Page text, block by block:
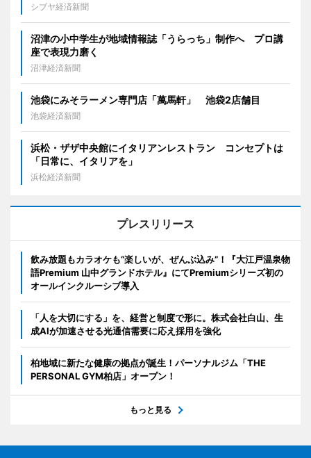
シブヤ経済新聞
沼津の小中学生が地域情報誌「うらっち」制作へ プロ講
座で表現力磨く
沼津経済新聞
池袋にみそラーメン専門店「萬馬軒」 池袋2店舗目
池袋経済新聞
浜松・ザザ中央館にイタリアンレストラン コンセプトは
「日常に、イタリアを」
浜松経済新聞
プレスリリース
飲み放題もカラオケも“楽しいが、ぜんぶ込み”！『大江戸温泉物
語Premium 山中グランドホテル』にてPremiumシリーズ初の
オールインクルーシブ導入
「人を大切にする」を、経営と制度で形に。株式会社白山、生
成AIが加速させる光通信需要に応え採用を強化
柏地域に新たな健康の拠点が誕生！パーソナルジム「THE
PERSONAL GYM柏店」オープン！
もっと見る